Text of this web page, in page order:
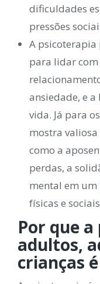
dificuldades
pressões
A psicoterapia
para lidar com
ansiedade, e
vida. Já para
mostra valiosa
como a
perdas, a
mental em
físicas e
Por que
adultos,
crianças